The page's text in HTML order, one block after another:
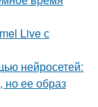
Live с
нейросетей:
ее образ